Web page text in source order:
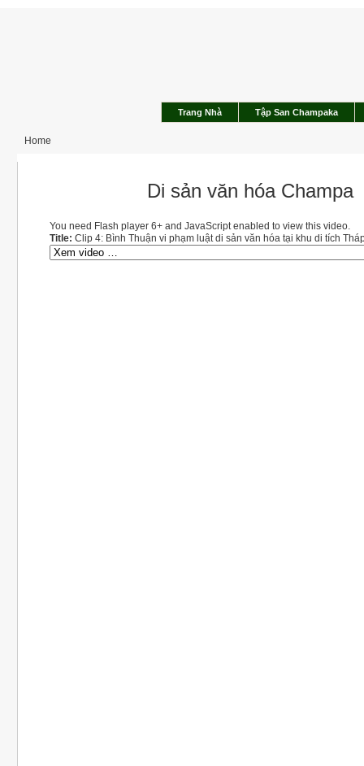
Trang Nhà Tập San Champaka
Home
Di sản văn hóa Champa
You need Flash player 6+ and JavaScript enabled to view this video.
Title: Clip 4: Bình Thuận vi phạm luật di sản văn hóa tại khu di tích